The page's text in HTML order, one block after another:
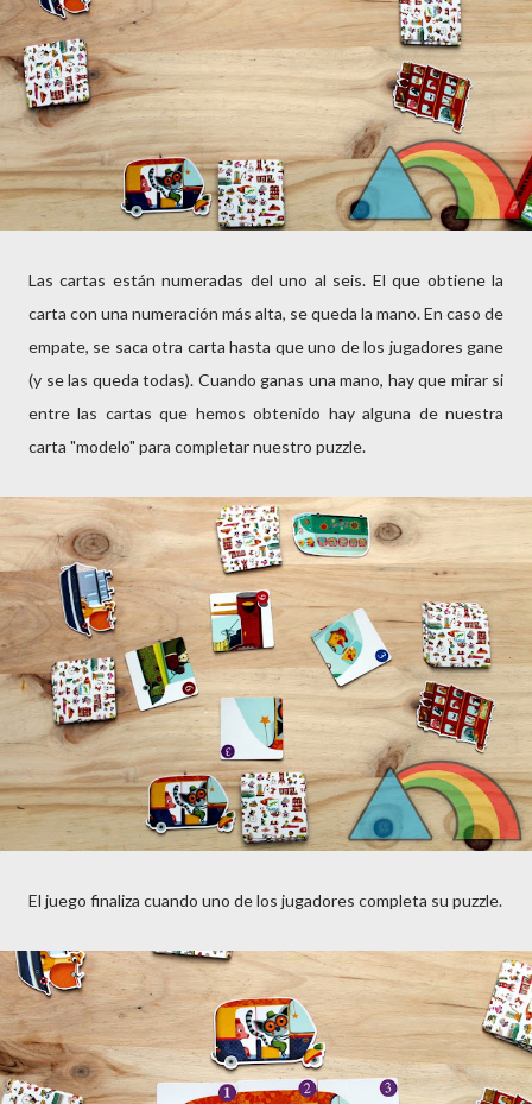
Las cartas están numeradas del uno al seis. El que obtiene la
carta con una numeración más alta, se queda la mano. En caso de
empate, se saca otra carta hasta que uno de los jugadores gane
(y se las queda todas). Cuando ganas una mano, hay que mirar si
entre las cartas que hemos obtenido hay alguna de nuestra
carta "modelo" para completar nuestro puzzle.
El juego finaliza cuando uno de los jugadores completa su puzzle.